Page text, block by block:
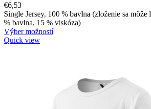
€6,53
Single Jersey, 100 % bavlna (zloženie sa
% bavlna, 15 % viskóza)
Výber možností
Quick view